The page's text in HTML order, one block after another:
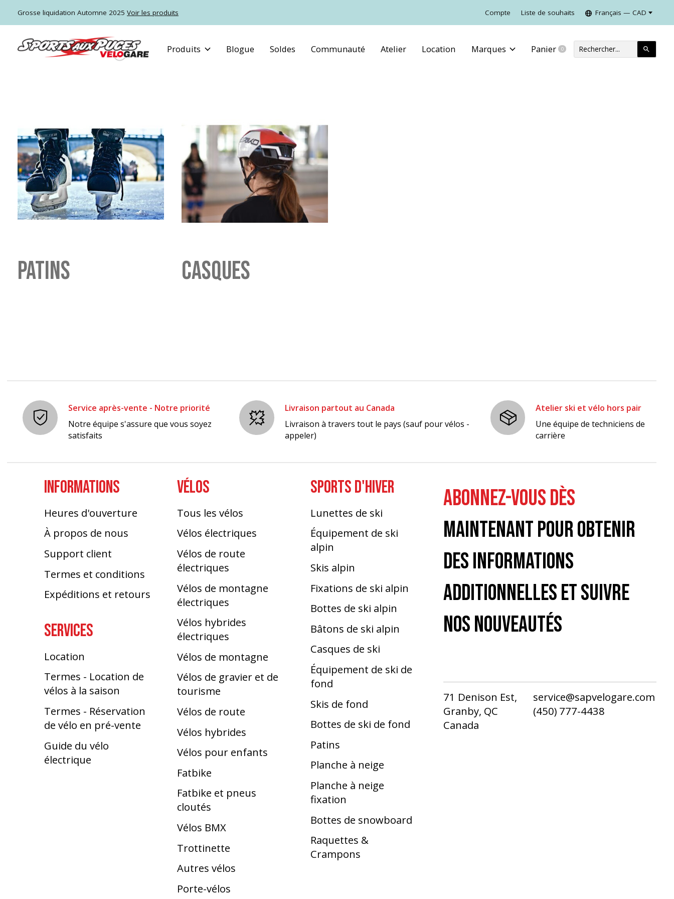
Grosse liquidation Automne 2025 Voir les produits Compte Liste de souhaits Français — CAD
Produits Blogue Soldes Communauté Atelier Location Marques Panier 0items
PATINS CASQUES
Service après-vente - Notre priorité
Notre équipe s'assure que vous soyez
satisfaits
Livraison partout au Canada
Livraison à travers tout le pays (sauf pour vélos -
appeler)
Atelier ski et vélo hors pair
Une équipe de techniciens de
carrière
INFORMATIONS
Heures d'ouverture
À propos de nous
Support client
Termes et conditions
Expéditions et retours
SERVICES
Location
Termes - Location de
vélos à la saison
Termes - Réservation
de vélo en pré-vente
Guide du vélo
électrique
VÉLOS
Tous les vélos
Vélos électriques
Vélos de route
électriques
Vélos de montagne
électriques
Vélos hybrides
électriques
Vélos de montagne
Vélos de gravier et de
tourisme
Vélos de route
Vélos hybrides
Vélos pour enfants
Fatbike
Fatbike et pneus
cloutés
Vélos BMX
Trottinette
Autres vélos
Porte-vélos
SPORTS D'HIVER
Lunettes de ski
Équipement de ski
alpin
Skis alpin
Fixations de ski alpin
Bottes de ski alpin
Bâtons de ski alpin
Casques de ski
Équipement de ski de
fond
Skis de fond
Bottes de ski de fond
Patins
Planche à neige
Planche à neige
fixation
Bottes de snowboard
Raquettes &
Crampons
ABONNEZ-VOUS DÈS
MAINTENANT POUR OBTENIR
DES INFORMATIONS
ADDITIONNELLES ET SUIVRE
NOS NOUVEAUTÉS
71 Denison Est,
Granby, QC
Canada
service@sapvelogare.com
(450) 777-4438